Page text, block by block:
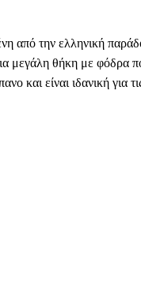
από την ελληνική
θήκη με φόδρα
και είναι ιδανική